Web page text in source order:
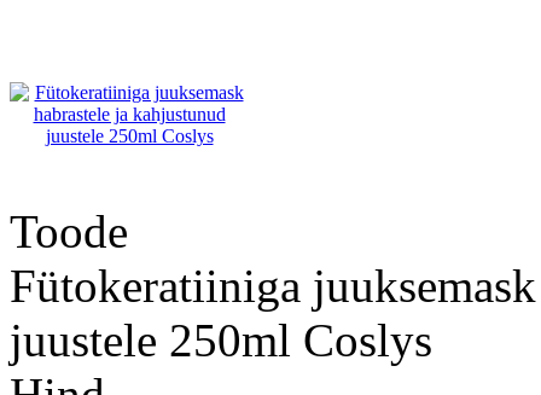
Toode
Fütokeratiiniga
juustele 250ml Coslys